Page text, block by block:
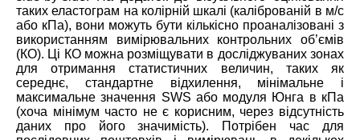
таких еластограм на колірній шкалі (каліброваній в м/с
або кПа), вони можуть бути кількісно проаналізовані з
використанням вимірювальних контрольних об’ємів
(КО). Ці КО можна розміщувати в досліджуваних зонах
для отримання статистичних величин, таких як
середнє, стандартне відхилення, мінімальне і
максимальне значення SWS або модуля Юнга в кПа
(хоча мінімум часто не є корисним, через відсутність
даних про його значимість). Потрібен час для